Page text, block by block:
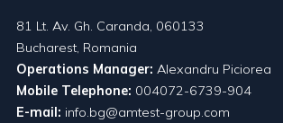
81 Lt. Av. Gh. Caranda, 060133
Bucharest, Romania
Operations Manager: Alexandru Piciorea
Mobile Telephone: 004072-6739-904
E-mail: info.bg@amtest-group.com